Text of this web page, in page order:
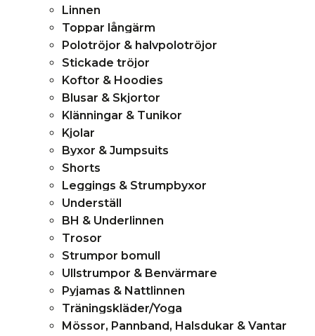
Linnen
Toppar långärm
Polotröjor & halvpolotröjor
Stickade tröjor
Koftor & Hoodies
Blusar & Skjortor
Klänningar & Tunikor
Kjolar
Byxor & Jumpsuits
Shorts
Leggings & Strumpbyxor
Underställ
BH & Underlinnen
Trosor
Strumpor bomull
Ullstrumpor & Benvärmare
Pyjamas & Nattlinnen
Träningskläder/Yoga
Mössor, Pannband, Halsdukar & Vantar